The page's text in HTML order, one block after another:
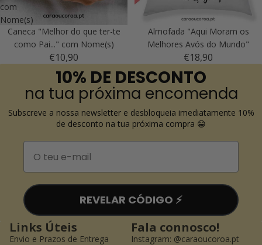
com
Nome(s)
Caneca "Melhor do que ter-te
como Pai..." com Nome(s)
€10,90
Almofada "Aqui Moram os
Melhores Avós do Mundo"
€18,90
10% DE DESCONTO
na tua próxima encomenda
Subscreve a nossa newsletter e desbloqueia imediatamente 10%
de desconto na tua próxima compra 😁
REVELAR CÓDIGO ⚡️
Links Úteis
Envio e Prazos de Entrega
Fala connosco!
Instagram: @caraoucoroa.pt